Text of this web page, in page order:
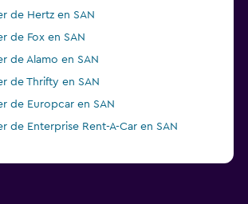
de Hertz en SAN
de Fox en SAN
de Alamo en SAN
de Thrifty en SAN
de Europcar en SAN
de Enterprise Rent-A-Car en SAN